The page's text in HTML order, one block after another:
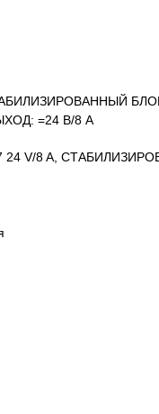
=24 В/8 A
24 V/8 A,